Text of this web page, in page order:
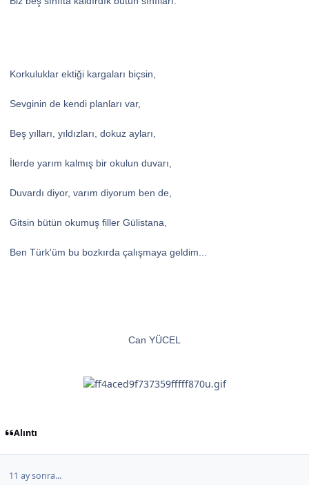
Korkuluklar ektiği kargaları biçsin,
Sevginin de kendi planları var,
Beş yılları, yıldızları, dokuz ayları,
İlerde yarım kalmış bir okulun duvarı,
Duvardı diyor, varım diyorum ben de,
Gitsin bütün okumuş filler Gülistana,
Ben Türk'üm bu bozkırda çalışmaya geldim...
Can YÜCEL
Alıntı
11 ay sonra...